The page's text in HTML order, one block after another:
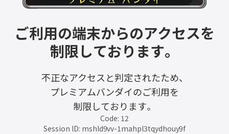
ご利用の端末からのアクセスを
制限しております。
不正なアクセスと判定されたため、
プレミアムバンダイのご利用を
制限しております。
Code: 12
Session ID: mshld9vv-1mahpl3tqydhouy9f